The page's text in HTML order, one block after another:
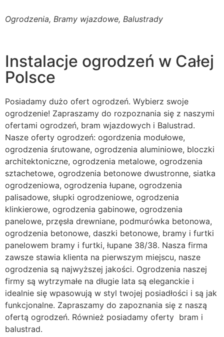
Ogrodzenia, Bramy wjazdowe, Balustrady
Instalacje ogrodzeń w Całej
Polsce
Posiadamy dużo ofert ogrodzeń. Wybierz swoje
ogrodzenie! Zapraszamy do rozpoznania się z naszymi
ofertami ogrodzeń, bram wjazdowych i Balustrad.
Nasze oferty ogrodzeń: ogordzenia modułowe,
ogrodzenia śrutowane, ogrodzenia aluminiowe, bloczki
architektoniczne, ogrodzenia metalowe, ogrodzenia
sztachetowe, ogrodzenia betonowe dwustronne, siatka
ogrodzeniowa, ogrodzenia łupane, ogrodzenia
palisadowe, słupki ogrodzeniowe, ogrodzenia
klinkierowe, ogrodzenia gabinowe, ogrodzenia
panelowe, przęsła drewniane, podmurówka betonowa,
ogrodzenia betonowe, daszki betonowe, bramy i furtki
panelowem bramy i furtki, łupane 38/38. Nasza firma
zawsze stawia klienta na pierwszym miejscu, nasze
ogrodzenia są najwyższej jakości. Ogrodzenia naszej
firmy są wytrzymałe na długie lata są eleganckie i
idealnie się wpasowują w styl twojej posiadłości i są jak
funkcjonalne. Zapraszamy do zapoznania się z naszą
ofertą ogrodzeń. Również posiadamy oferty bram i
balustrad.